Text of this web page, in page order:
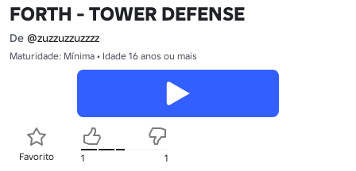
FORTH - TOWER DEFENSE
De @zuzzuzzuzzzz
Maturidade: Mínima • Idade 16 anos ou mais
Favorito 1 1